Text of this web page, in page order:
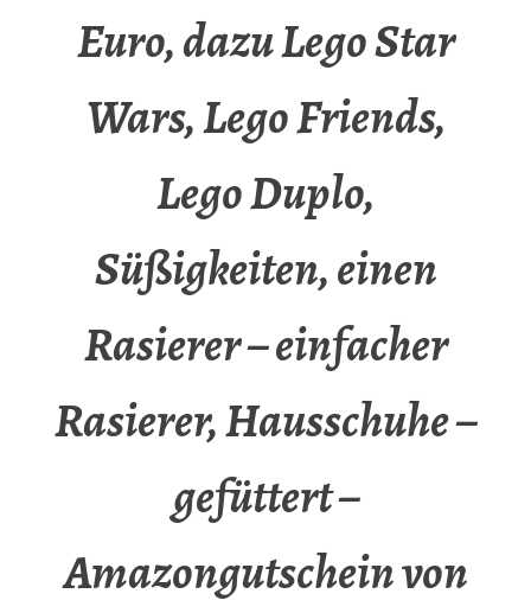
Euro, dazu Lego Star
Wars, Lego Friends,
Lego Duplo,
Süßigkeiten, einen
Rasierer – einfacher
Rasierer, Hausschuhe –
gefüttert –
Amazongutschein von